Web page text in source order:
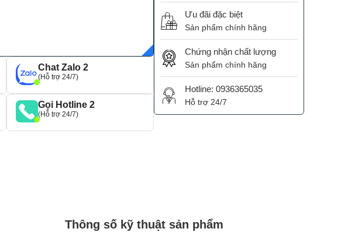
Chat Zalo 2
(Hỗ trợ 24/7)
Gọi Hotline 2
(Hỗ trợ 24/7)
Ưu đãi đặc biệt
Sản phẩm chính hãng
Chứng nhận chất lượng
Sản phẩm chính hãng
Hotline: 0936365035
Hỗ trợ 24/7
Thông số kỹ thuật sản phẩm